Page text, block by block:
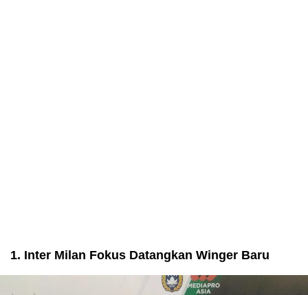
1. Inter Milan Fokus Datangkan Winger Baru